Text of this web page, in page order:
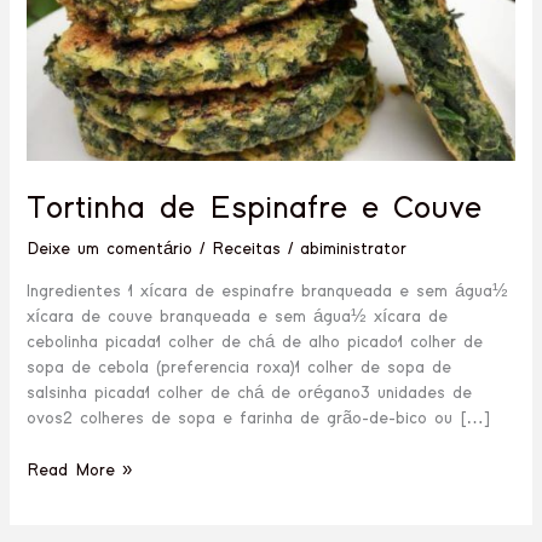
Tortinha de Espinafre e Couve
Deixe um comentário / Receitas /abiministrator
Ingredientes 1 xícara de espinafre branqueada e sem água½
xícara de couve branqueada e sem água½ xícara de
cebolinha picada1 colher de chá de alho picado1 colher de
sopa de cebola (preferencia roxa)1 colher de sopa de
salsinha picada1 colher de chá de orégano3 unidades de
ovos2 colheres de sopa e farinha de grão-de-bico ou […]
Read More »